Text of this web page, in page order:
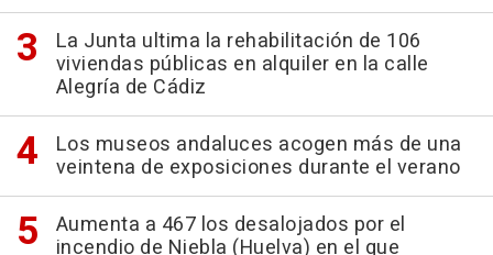
La Junta ultima la rehabilitación de 106
viviendas públicas en alquiler en la calle
Alegría de Cádiz
Los museos andaluces acogen más de una
veintena de exposiciones durante el verano
Aumenta a 467 los desalojados por el
incendio de Niebla (Huelva) en el que